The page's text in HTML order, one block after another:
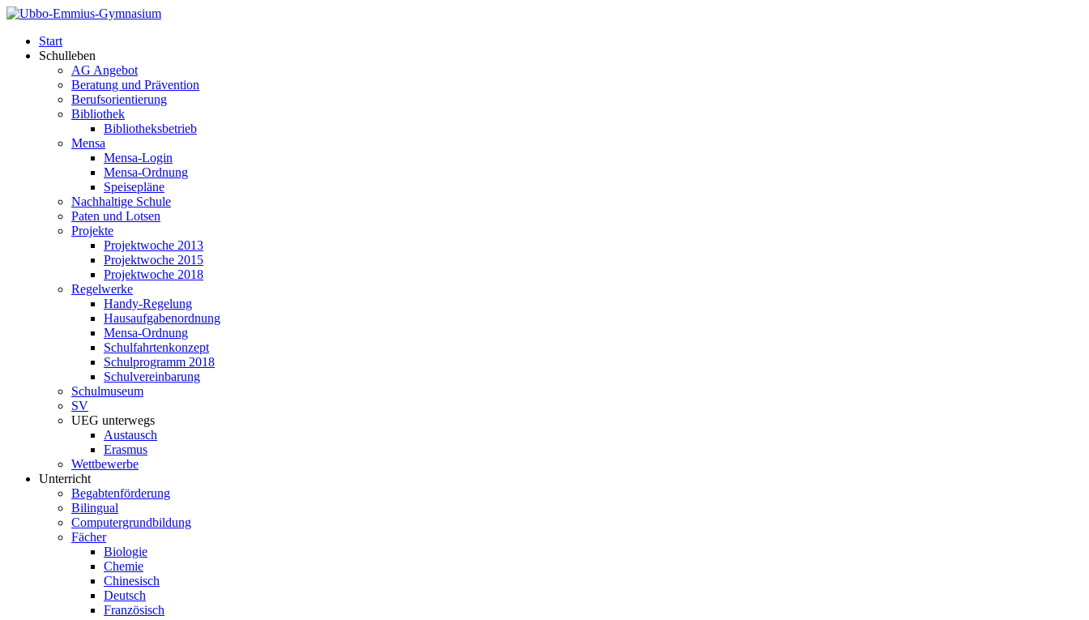
Start
Schulleben
AG Angebot
Beratung und Prävention
Berufsorientierung
Bibliothek
Bibliotheksbetrieb
Mensa
Mensa-Login
Mensa-Ordnung
Speisepläne
Nachhaltige Schule
Paten und Lotsen
Projekte
Projektwoche 2013
Projektwoche 2015
Projektwoche 2018
Regelwerke
Handy-Regelung
Hausaufgabenordnung
Mensa-Ordnung
Schulfahrtenkonzept
Schulprogramm 2018
Schulvereinbarung
Schulmuseum
SV
UEG unterwegs
Austausch
Erasmus
Wettbewerbe
Unterricht
Begabtenförderung
Bilingual
Computergrundbildung
Fächer
Biologie
Chemie
Chinesisch
Deutsch
Französisch